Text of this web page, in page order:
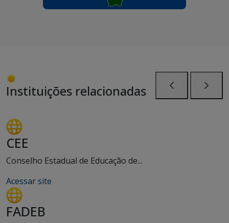
Instituições relacionadas
CEE
Conselho Estadual de Educação de...
Acessar site
FADEB